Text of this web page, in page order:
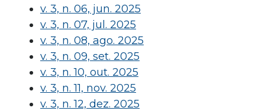
v. 3, n. 06, jun. 2025
v. 3, n. 07, jul. 2025
v. 3, n. 08, ago. 2025
v. 3, n. 09, set. 2025
v. 3, n. 10, out. 2025
v. 3, n. 11, nov. 2025
v. 3, n. 12, dez. 2025